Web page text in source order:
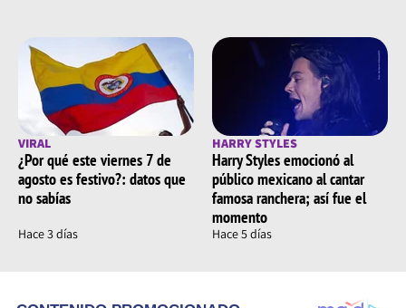
VIRAL
¿Por qué este viernes 7 de
agosto es festivo?: datos que
no sabías
Hace 3 días
HARRY STYLES
Harry Styles emocionó al
público mexicano al cantar
famosa ranchera; así fue el
momento
Hace 5 días